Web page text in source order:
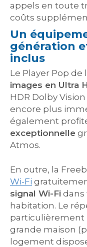
appels en toute
coûts
Un
génération
inclus
Le Player Pop de
images en Ultra
HDR Dolby
encore plus
également
exceptionnelle
Atmos.
En outre, la
Wi-Fi
signal Wi-Fi dans
habitation. Le
particulièrement
grande maison
logement